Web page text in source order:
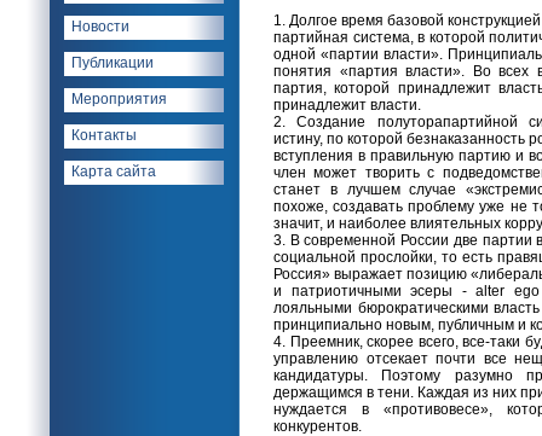
Новости
Публикации
Мероприятия
Контакты
Карта сайта
1. Долгое время базовой
партийная система, в которой
одной «партии власти».
понятия «партия власти». Во
партия, которой принадлежит
принадлежит власти.
2. Создание полуторапартийной
истину, по которой безнаказанность
вступления в правильную партию и
член может творить с
станет в лучшем случае
похоже, создавать проблему уже не
значит, и наиболее влиятельных
3. В современной России две
социальной прослойки, то есть
Россия» выражает позицию
и патриотичными эсеры - alter ego
лояльными бюрократическими
принципиально новым, публичным и
4. Преемник, скорее всего, все-таки
управлению отсекает почти все
кандидатуры. Поэтому разумно
держащимся в тени. Каждая из них
нуждается в «противовесе»,
конкурентов.